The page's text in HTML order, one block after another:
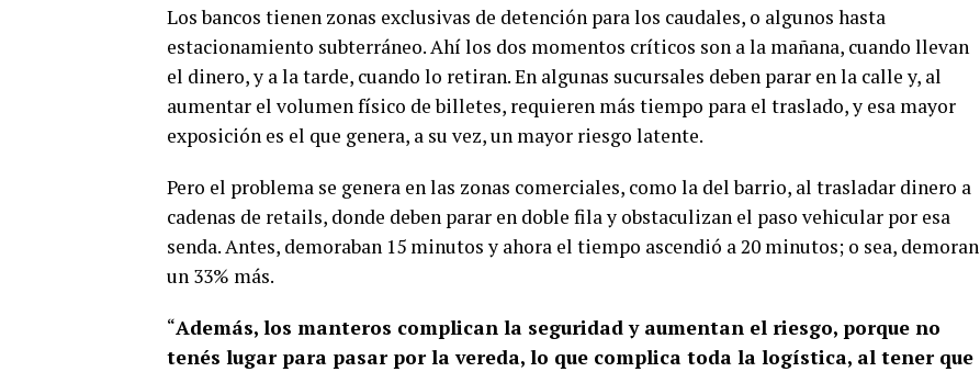
Los bancos tienen zonas exclusivas de detención para los caudales, o algunos hasta
estacionamiento subterráneo. Ahí los dos momentos críticos son a la mañana, cuando llevan
el dinero, y a la tarde, cuando lo retiran. En algunas sucursales deben parar en la calle y, al
aumentar el volumen físico de billetes, requieren más tiempo para el traslado, y esa mayor
exposición es el que genera, a su vez, un mayor riesgo latente.
Pero el problema se genera en las zonas comerciales, como la del barrio, al trasladar dinero a
cadenas de retails, donde deben parar en doble fila y obstaculizan el paso vehicular por esa
senda. Antes, demoraban 15 minutos y ahora el tiempo ascendió a 20 minutos; o sea, demoran
un 33% más.
“Además, los manteros complican la seguridad y aumentan el riesgo, porque no
tenés lugar para pasar por la vereda, lo que complica toda la logística, al tener que